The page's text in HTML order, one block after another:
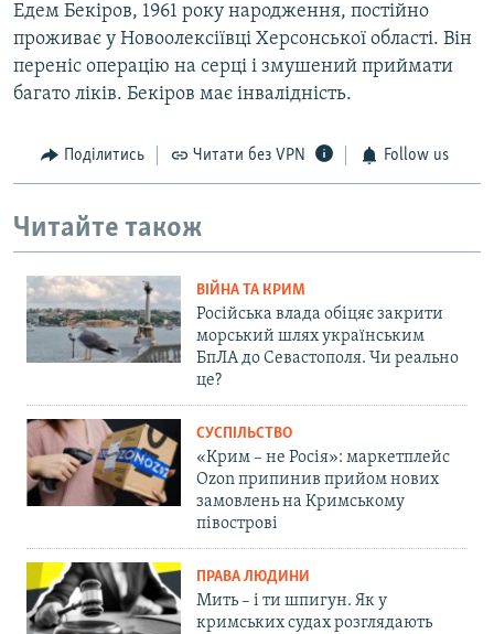
Едем Бекіров, 1961 року народження, постійно
проживає у Новоолексіївці Херсонської області. Він
переніс операцію на серці і змушений приймати
багато ліків. Бекіров має інвалідність.
Поділитись Читати без VPN Follow us
Читайте також
ВІЙНА ТА КРИМ
Російська влада обіцяє закрити
морський шлях українським
БпЛА до Севастополя. Чи реально
це?
СУСПІЛЬСТВО
«Крим – не Росія»: маркетплейс
Ozon припинив прийом нових
замовлень на Кримському
півострові
ПРАВА ЛЮДИНИ
Мить – і ти шпигун. Як у
кримських судах розглядають